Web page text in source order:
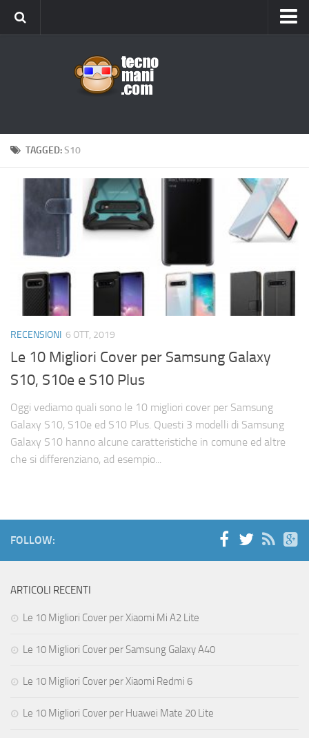
Windows
News
Cellulari
Recensioni
Contact Us
Privacy
Cerca
TAGGED:S10
RECENSIONI 6 OTT, 2019
Le 10 Migliori Cover per Samsung Galaxy
S10, S10e e S10 Plus
Oggi vediamo quali sono le 10 migliori cover per Samsung
Galaxy S10, S10e ed S10 Plus. Questi 3 modelli di Samsung
Galaxy S10 hanno alcune caratteristiche in comune ed altre
che si differenziano, ad esempio...
FOLLOW:
ARTICOLI RECENTI
Le 10 Migliori Cover per Xiaomi Mi A2 Lite
Le 10 Migliori Cover per Samsung Galaxy A40
Le 10 Migliori Cover per Xiaomi Redmi 6
Le 10 Migliori Cover per Huawei Mate 20 Lite